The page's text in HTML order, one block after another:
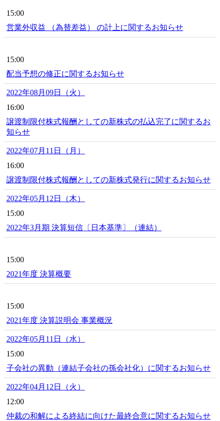
15:00
営業外収益 （為替差益） の計上に関するお知らせ
15:00
配当予想の修正に関するお知らせ
2022年08月09日（火）
16:00
譲渡制限付株式報酬としての新株式の払込完了に関するお
知らせ
2022年07月11日（月）
16:00
譲渡制限付株式報酬としての新株式発行に関するお知らせ
2022年05月12日（木）
15:00
2022年3月期 決算短信〔日本基準〕（連結）
15:00
2021年度 決算概要
15:00
2021年度 決算説明会 事業概況
2022年05月11日（水）
15:00
子会社の異動（連結子会社の孫会社化）に関するお知らせ
2022年04月12日（火）
12:00
仲裁の和解による終結に向けた最終合意に関するお知らせ